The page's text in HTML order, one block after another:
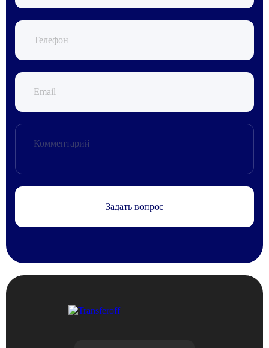
Задать вопрос